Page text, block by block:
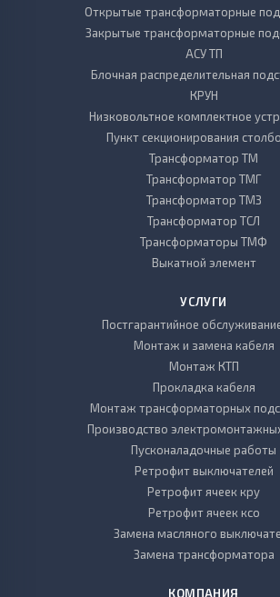
Открытые трансформаторные
Закрытые трансформаторные
АСУ ТП
Блочная распределительная
КРУН
Низковольтное комплектное
Пункт секционирования
Трансформатор ТМ
Трансформатор ТМГ
Трансформатор ТМЗ
Трансформатор ТСЛ
Трансформаторы ТМФ
Выкатной элемент
УСЛУГИ
Постгарантийное
Монтаж и замена кабеля
Монтаж КТП
Прокладка кабеля
Монтаж трансформаторных
Производство
Пусконаладочные работы
Ретрофит выключателей
Ретрофит ячеек кру
Ретрофит ячеек ксо
Замена масляного
Замена трансформатора
КОМПАНИЯ